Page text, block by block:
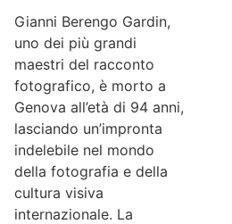
Gianni Berengo Gardin,
uno dei più grandi
maestri del racconto
fotografico, è morto a
Genova all’età di 94 anni,
lasciando un’impronta
indelebile nel mondo
della fotografia e della
cultura visiva
internazionale. La